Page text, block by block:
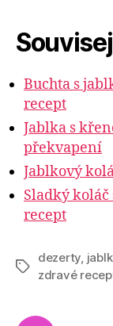
Buchta s
recept
Jablka s
překvapení
Jablkový
Sladký
recept
Štítky
dezerty,
zdravé